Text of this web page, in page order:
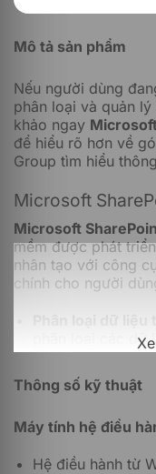
Mô tả sản phẩm
Nếu người dùng
phân loại và quản
khảo ngay
để hiểu rõ hơn về
Group tìm hiểu
Microsoft
Microsoft
mềm được phát
nhân tạo với công
chính cho người
phân loại các dữ
động mà không
người dùng.
sắp xếp gọn
động tìm kiếm
Thông số kỹ thuật
Máy tính hệ điều
Hệ điều hành từ